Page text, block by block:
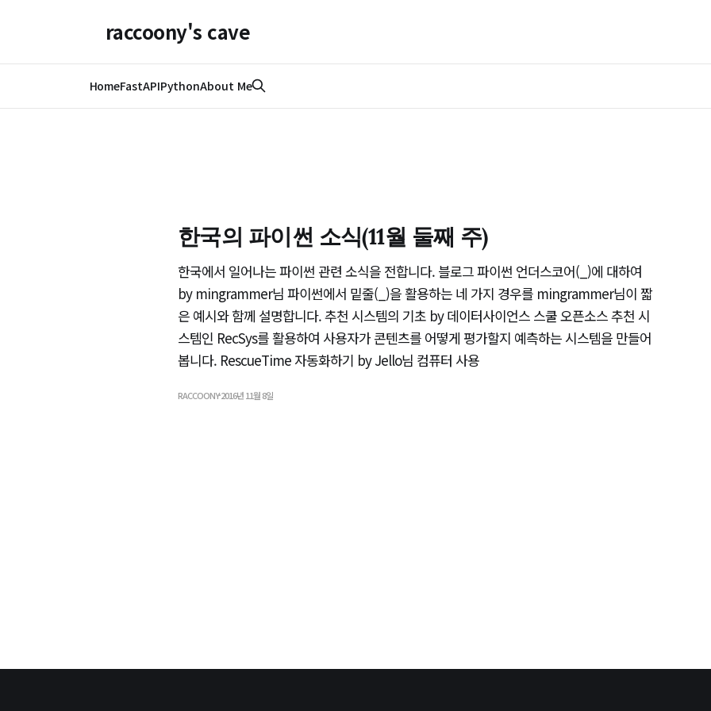
raccoony's cave
HomeFastAPIPythonAbout Me
한국의 파이썬 소식(11월 둘째 주)
한국에서 일어나는 파이썬 관련 소식을 전합니다. 블로그 파이썬 언더스코어(_)에 대하여
by mingrammer님 파이썬에서 밑줄(_)을 활용하는 네 가지 경우를 mingrammer님이 짧
은 예시와 함께 설명합니다. 추천 시스템의 기초 by 데이터사이언스 스쿨 오픈소스 추천 시
스템인 RecSys를 활용하여 사용자가 콘텐츠를 어떻게 평가할지 예측하는 시스템을 만들어
봅니다. RescueTime 자동화하기 by Jello님 컴퓨터 사용
RACCOONY2016년 11월 8일